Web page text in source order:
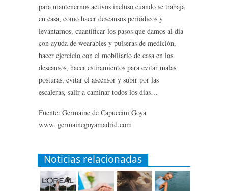
para mantenernos activos incluso cuando se trabaja
en casa, como hacer descansos periódicos y
levantarnos, cuantificar los pasos que damos al día
con ayuda de wearables y pulseras de medición,
hacer ejercicio con el mobiliario de casa en los
descansos, hacer estiramientos para evitar malas
posturas, evitar el ascensor y subir por las
escaleras, salir a caminar todos los días…
Fuente: Germaine de Capuccini Goya
www. germainegoyamadrid.com
Noticias relacionadas